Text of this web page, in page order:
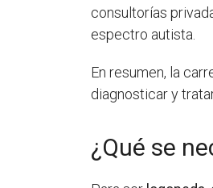
consultorías
espectro autista.
En resumen, la
diagnosticar y
¿Qué se